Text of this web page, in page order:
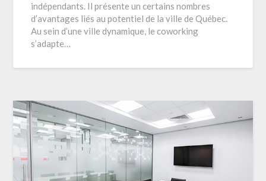
indépendants. Il présente un certains nombres
d’avantages liés au potentiel de la ville de Québec.
Au sein d’une ville dynamique, le coworking
s’adapte…